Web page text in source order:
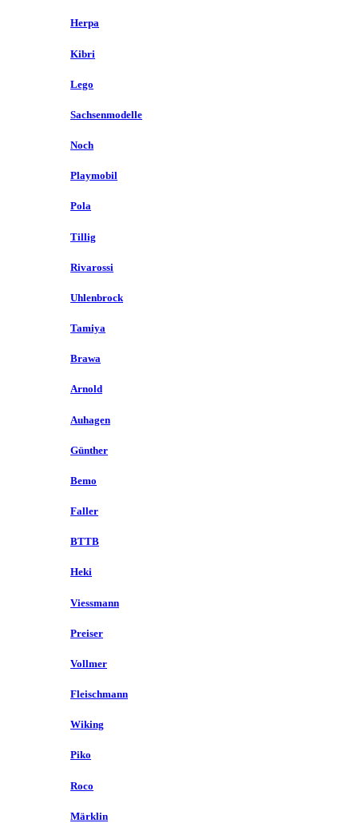
Herpa
Kibri
Lego
Sachsenmodelle
Noch
Playmobil
Pola
Tillig
Rivarossi
Uhlenbrock
Tamiya
Brawa
Arnold
Auhagen
Günther
Bemo
Faller
BTTB
Heki
Viessmann
Preiser
Vollmer
Fleischmann
Wiking
Piko
Roco
Märklin